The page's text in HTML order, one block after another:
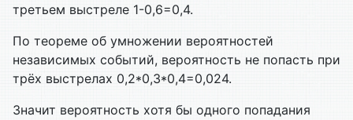
третьем выстреле 1-0,6=0,4.
По теореме об умножении вероятностей
независимых событий, вероятность не попасть при
трёх выстрелах 0,2*0,3*0,4=0,024.
Значит вероятность хотя бы одного попадания